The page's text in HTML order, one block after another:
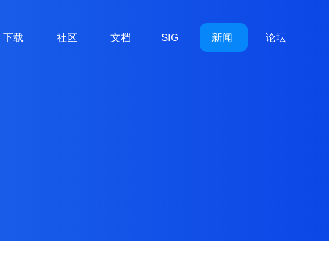
下载 社区 文档 SIG 新闻 论坛